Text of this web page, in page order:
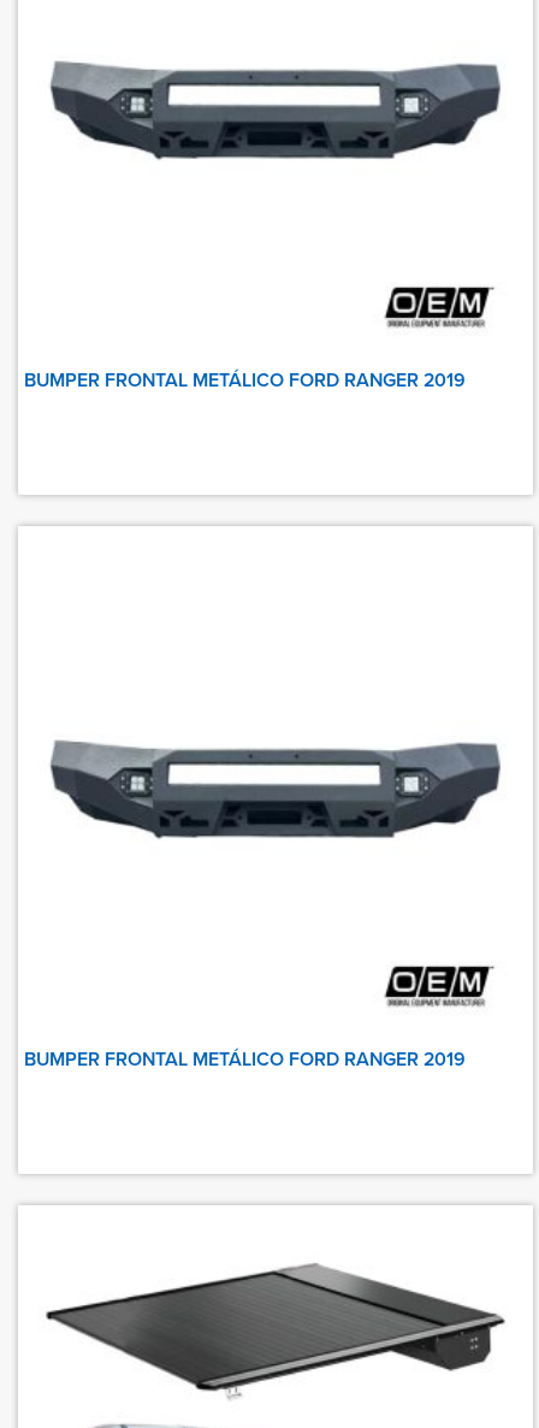
BUMPER FRONTAL METÁLICO FORD RANGER 2019
BUMPER FRONTAL METÁLICO FORD RANGER 2019